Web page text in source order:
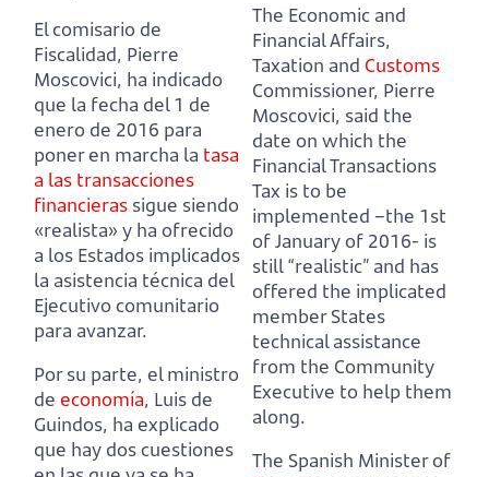
El comisario de
Fiscalidad, Pierre
Moscovici, ha indicado
que la fecha del 1 de
enero de 2016 para
poner en marcha la tasa
a las transacciones
financieras sigue siendo
«realista» y ha ofrecido
a los Estados implicados
la asistencia técnica del
Ejecutivo comunitario
para avanzar.
Por su parte, el ministro
de economía, Luis de
Guindos, ha explicado
que hay dos cuestiones
The Economic and
Financial Affairs,
Taxation and Customs
Commissioner, Pierre
Moscovici, said the
date on which the
Financial Transactions
Tax is to be
implemented –the 1st
of January of 2016- is
still “realistic” and has
offered the implicated
member States
technical assistance
from the Community
Executive to help them
along.
The Spanish Minister of